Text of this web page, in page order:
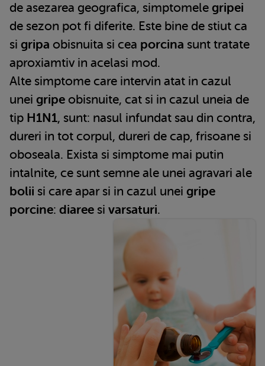
de asezarea geografica, simptomele gripei
de sezon pot fi diferite. Este bine de stiut ca
si gripa obisnuita si cea porcina sunt tratate
aproxiamtiv in acelasi mod.
Alte simptome care intervin atat in cazul
unei gripe obisnuite, cat si in cazul uneia de
tip H1N1, sunt: nasul infundat sau din contra,
dureri in tot corpul, dureri de cap, frisoane si
oboseala. Exista si simptome mai putin
intalnite, ce sunt semne ale unei agravari ale
bolii si care apar si in cazul unei gripe
porcine: diaree si varsaturi.